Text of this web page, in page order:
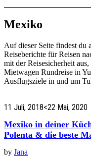
Mexiko
Auf dieser Seite findest du
Reiseberichte für Reisen
mit der Reisesicherheit
Mietwagen Rundreise in
Ausflugsziele in und um
11 Juli, 2018<22 Mai, 2020
Mexiko in deiner
Polenta & die beste
by Jana